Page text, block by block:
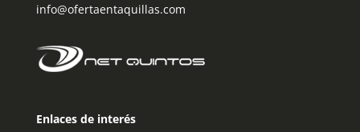
info@ofertaentaquillas.com
Enlaces de interés